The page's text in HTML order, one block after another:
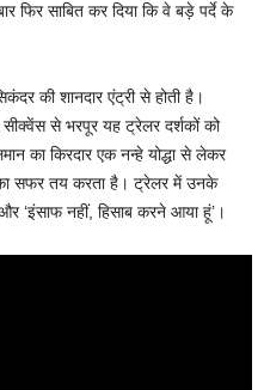
साबित कर दिया कि वे बड़े पर्दे के
की शानदार एंट्री से होती है।
से भरपूर यह ट्रेलर दर्शकों को
का किरदार एक नन्हे योद्धा से लेकर
सफर तय करता है। ट्रेलर में उनके
‘इंसाफ नहीं, हिसाब करने आया हूं’।